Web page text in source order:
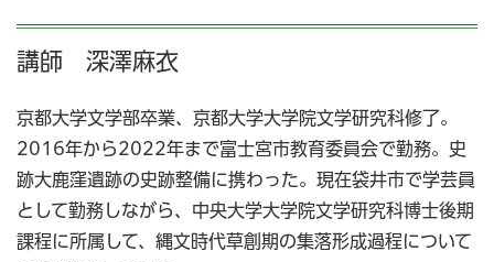
講師 深澤麻衣
京都大学文学部卒業、京都大学大学院文学研究科修了。
2016年から2022年まで富士宮市教育委員会で勤務。史
跡大鹿窪遺跡の史跡整備に携わった。現在袋井市で学芸員
として勤務しながら、中央大学大学院文学研究科博士後期
課程に所属して、縄文時代草創期の集落形成過程について